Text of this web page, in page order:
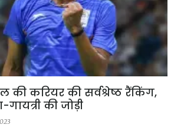
की करियर की सर्वश्रेष्ठ रैंकिंग,
गायत्री की जोड़ी